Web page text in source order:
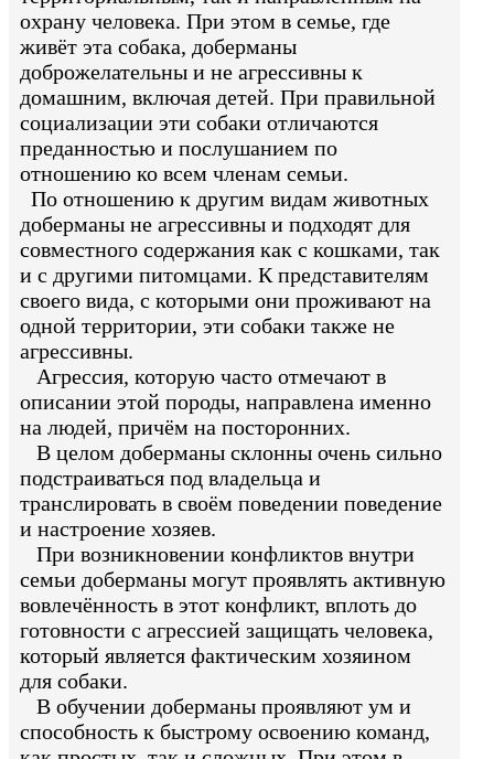
охрану человека. При этом в семье, где
живёт эта собака, доберманы
доброжелательны и не агрессивны к
домашним, включая детей. При правильной
социализации эти собаки отличаются
преданностью и послушанием по
отношению ко всем членам семьи.
По отношению к другим видам животных
доберманы не агрессивны и подходят для
совместного содержания как с кошками, так
и с другими питомцами. К представителям
своего вида, с которыми они проживают на
одной территории, эти собаки также не
агрессивны.
Агрессия, которую часто отмечают в
описании этой породы, направлена именно
на людей, причём на посторонних.
В целом доберманы склонны очень сильно
подстраиваться под владельца и
транслировать в своём поведении поведение
и настроение хозяев.
При возникновении конфликтов внутри
семьи доберманы могут проявлять активную
вовлечённость в этот конфликт, вплоть до
готовности с агрессией защищать человека,
который является фактическим хозяином
для собаки.
В обучении доберманы проявляют ум и
способность к быстрому освоению команд,